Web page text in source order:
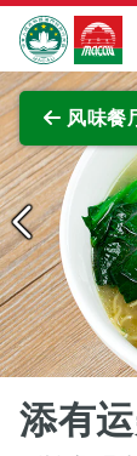
跳至主内容
澳门特别行
风味餐
添有